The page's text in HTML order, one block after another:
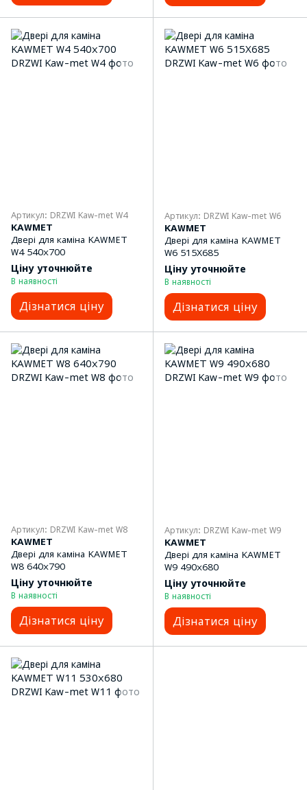
Артикул: DRZWI Kaw-met W4
KAWMET
Двері для каміна KAWMET
W4 540x700
Ціну уточнюйте
В наявності
Дізнатися ціну
Артикул: DRZWI Kaw-met W6
KAWMET
Двері для каміна KAWMET
W6 515X685
Ціну уточнюйте
В наявності
Дізнатися ціну
Артикул: DRZWI Kaw-met W8
KAWMET
Двері для каміна KAWMET
W8 640x790
Ціну уточнюйте
В наявності
Дізнатися ціну
Артикул: DRZWI Kaw-met W9
KAWMET
Двері для каміна KAWMET
W9 490x680
Ціну уточнюйте
В наявності
Дізнатися ціну